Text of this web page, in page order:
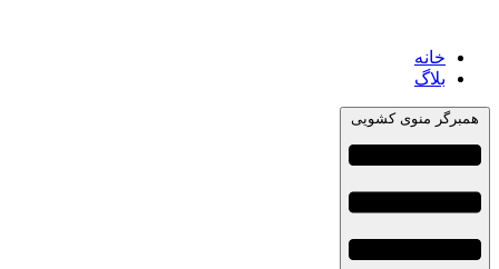
خانه
بلاگ
همبرگر منوی کشویی